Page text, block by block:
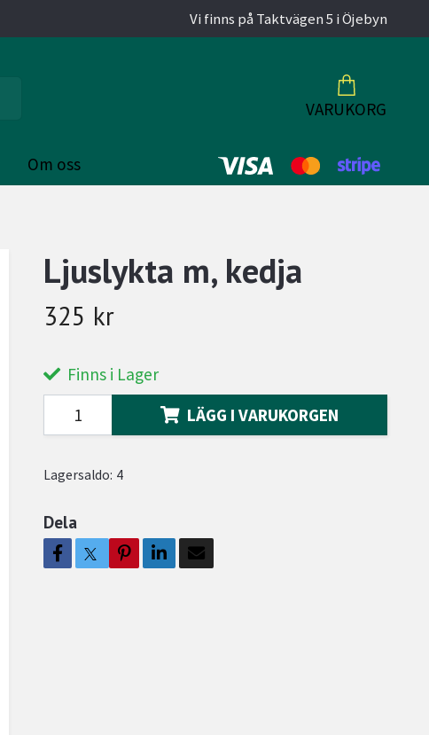
Vi finns på Taktvägen 5 i Öjebyn
VARUKORG
Om oss
Ljuslykta m, kedja
325 kr
Finns i Lager
LÄGG I VARUKORGEN
Lagersaldo: 4
Dela